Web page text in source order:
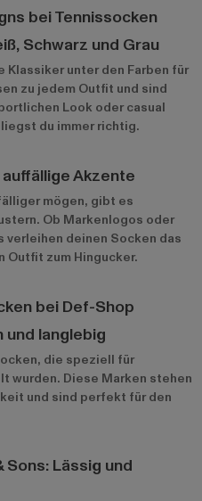
bei Tennissocken
Schwarz und Grau
Klassiker unter den Farben für
zu jedem Outfit und sind
Look oder casual
du immer richtig.
Akzente
mögen, gibt es
Ob Markenlogos oder
deinen Socken das
Outfit zum Hingucker.
bei Def-Shop
und langlebig
die speziell für
wurden. Diese Marken stehen
und sind perfekt für den
Sons: Lässig und